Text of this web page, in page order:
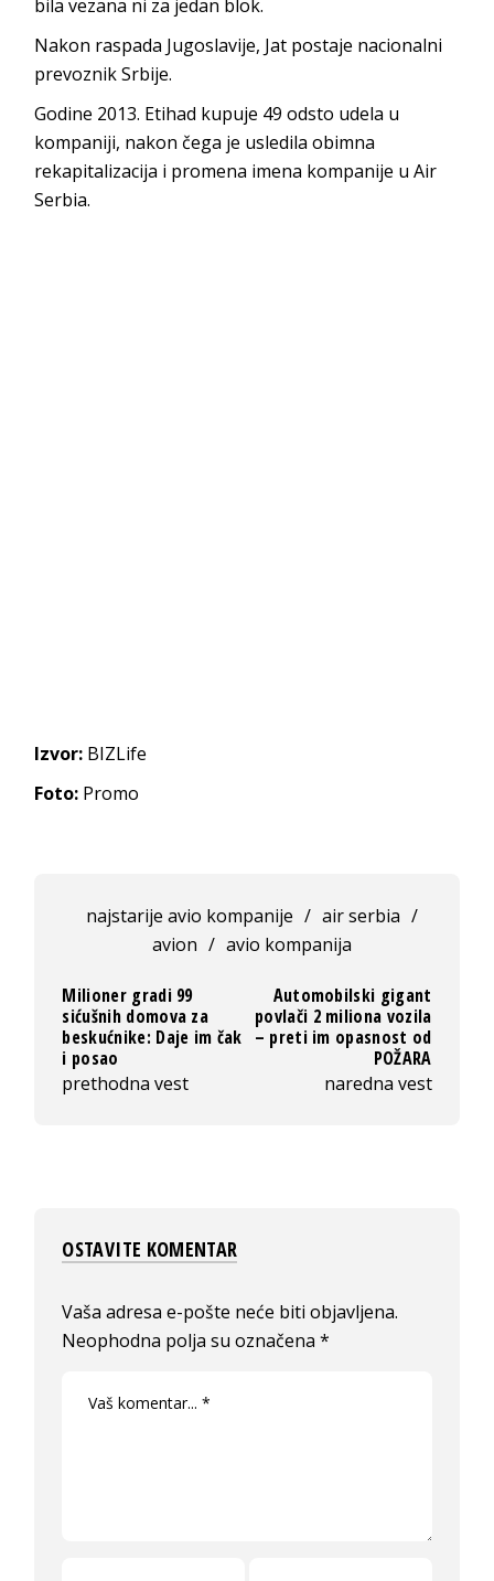
bila vezana ni za jedan blok.
Nakon raspada Jugoslavije, Jat postaje nacionalni
prevoznik Srbije.
Godine 2013. Etihad kupuje 49 odsto udela u
kompaniji, nakon čega je usledila obimna
rekapitalizacija i promena imena kompanije u Air
Serbia.
Izvor: BIZLife
Foto: Promo
najstarije avio kompanije / air serbia /
avion / avio kompanija
Milioner gradi 99
sićušnih domova za
beskućnike: Daje im čak
i posao
prethodna vest
Automobilski gigant
povlači 2 miliona vozila
– preti im opasnost od
POŽARA
naredna vest
OSTAVITE KOMENTAR
Vaša adresa e-pošte neće biti objavljena.
Neophodna polja su označena*